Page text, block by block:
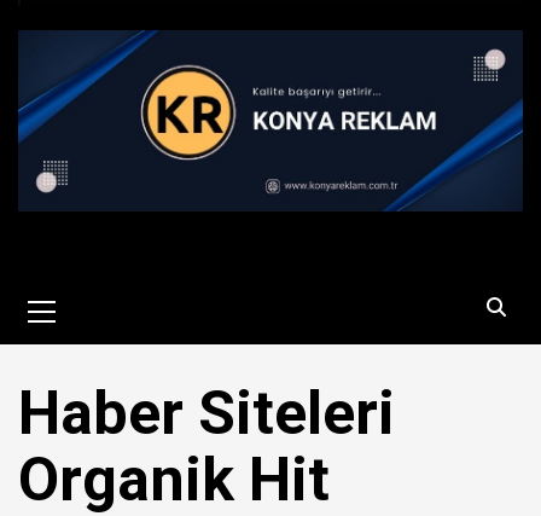
Menu
Haber Siteleri
Organik Hit